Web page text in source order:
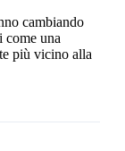
cambiando
come una
più vicino alla